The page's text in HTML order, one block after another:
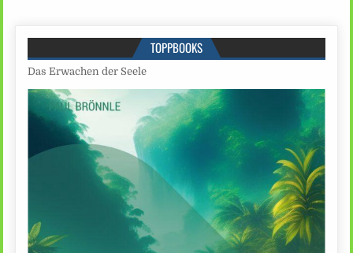
TOPPBOOKS
Das Erwachen der Seele